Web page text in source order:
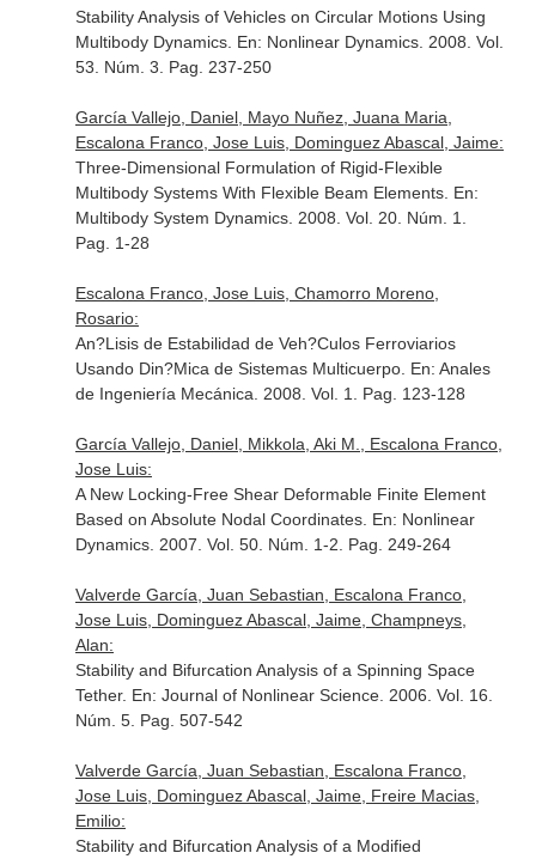
Stability Analysis of Vehicles on Circular Motions Using
Multibody Dynamics. En: Nonlinear Dynamics. 2008. Vol.
53. Núm. 3. Pag. 237-250
García Vallejo, Daniel, Mayo Nuñez, Juana Maria,
Escalona Franco, Jose Luis, Dominguez Abascal, Jaime:
Three-Dimensional Formulation of Rigid-Flexible
Multibody Systems With Flexible Beam Elements. En:
Multibody System Dynamics. 2008. Vol. 20. Núm. 1.
Pag. 1-28
Escalona Franco, Jose Luis, Chamorro Moreno,
Rosario:
An?Lisis de Estabilidad de Veh?Culos Ferroviarios
Usando Din?Mica de Sistemas Multicuerpo. En: Anales
de Ingeniería Mecánica . 2008. Vol. 1. Pag. 123-128
García Vallejo, Daniel, Mikkola, Aki M., Escalona Franco,
Jose Luis:
A New Locking-Free Shear Deformable Finite Element
Based on Absolute Nodal Coordinates. En: Nonlinear
Dynamics. 2007. Vol. 50. Núm. 1-2. Pag. 249-264
Valverde García, Juan Sebastian, Escalona Franco,
Jose Luis, Dominguez Abascal, Jaime, Champneys,
Alan:
Stability and Bifurcation Analysis of a Spinning Space
Tether. En: Journal of Nonlinear Science. 2006. Vol. 16.
Núm. 5. Pag. 507-542
Valverde García, Juan Sebastian, Escalona Franco,
Jose Luis, Dominguez Abascal, Jaime, Freire Macias,
Emilio:
Stability and Bifurcation Analysis of a Modified